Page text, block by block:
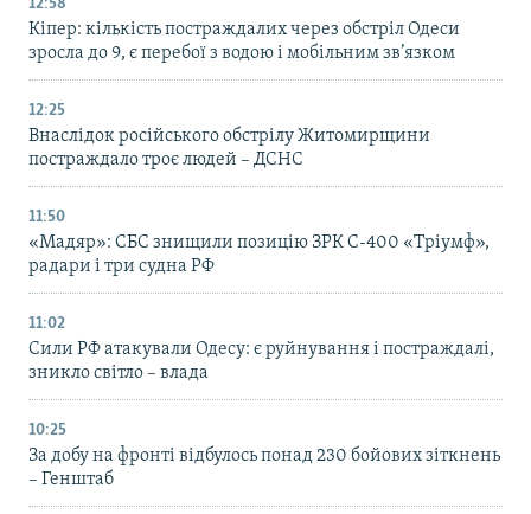
12:58
Кіпер: кількість постраждалих через обстріл Одеси
зросла до 9, є перебої з водою і мобільним зв’язком
12:25
Внаслідок російського обстрілу Житомирщини
постраждало троє людей – ДСНС
11:50
«Мадяр»: СБС знищили позицію ЗРК С-400 «Тріумф»,
радари і три судна РФ
11:02
Сили РФ атакували Одесу: є руйнування і постраждалі,
зникло світло – влада
10:25
За добу на фронті відбулось понад 230 бойових зіткнень
– Генштаб